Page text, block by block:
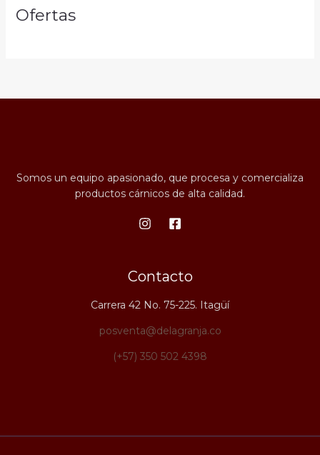
Ofertas
Somos un equipo apasionado, que procesa y comercializa
productos cárnicos de alta calidad.
Contacto
Carrera 42 No. 75-225. Itagüí
posventa@delagranja.co
(+57) 350 502 4398